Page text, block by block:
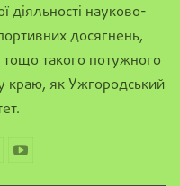
діяльності науково-
досягнень,
тощо такого потужного
краю, як Ужгородський